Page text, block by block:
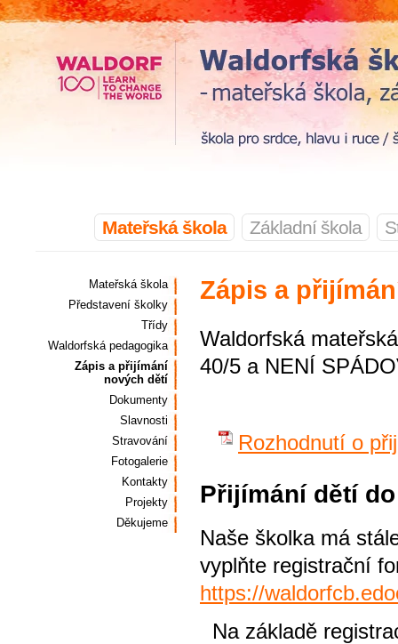
Mateřská škola Základní škola
Mateřská škola
Představení školky
Třídy
Waldorfská pedagogika
Zápis a přijímání
nových dětí
Dokumenty
Slavnosti
Stravování
Fotogalerie
Kontakty
Projekty
Děkujeme
Zápis a
Waldorfská
40/5 a NENÍ
Rozhodnutí o
Přijímání dětí
Naše školka má
vyplňte registrační
https://
Na základě